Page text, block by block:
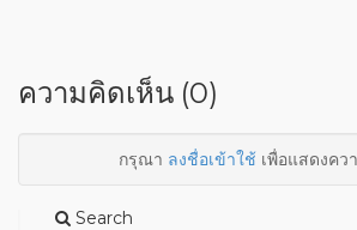
ความคิดเห็น (0)
กรุณา ลงชื่อเข้าใช้เพื่อแสดงคว
Search